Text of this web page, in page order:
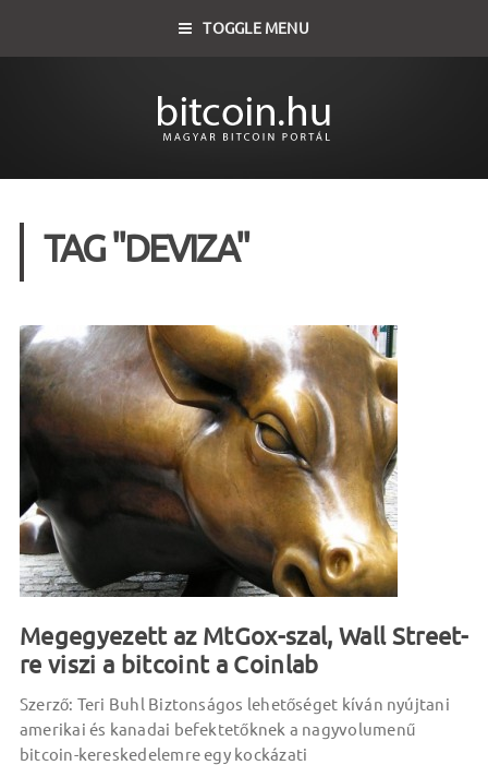
TOGGLE MENU
TAG "DEVIZA"
Megegyezett az MtGox-szal, Wall Street-
re viszi a bitcoint a Coinlab
Szerző: Teri Buhl Biztonságos lehetőséget kíván nyújtani
amerikai és kanadai befektetőknek a nagyvolumenű
bitcoin-kereskedelemre egy kockázati